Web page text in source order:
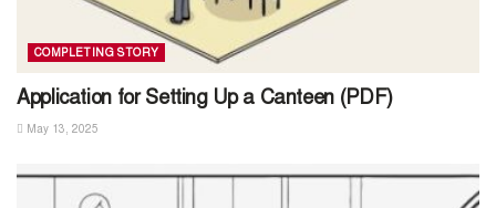
COMPLETING STORY
Application for Setting Up a Canteen (PDF)
May 13, 2025